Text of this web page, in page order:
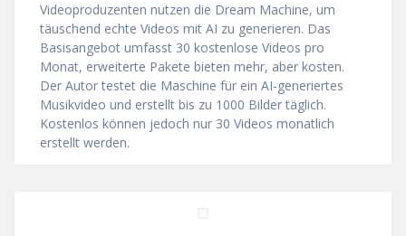
Videoproduzenten nutzen die Dream Machine, um
täuschend echte Videos mit AI zu generieren. Das
Basisangebot umfasst 30 kostenlose Videos pro
Monat, erweiterte Pakete bieten mehr, aber kosten.
Der Autor testet die Maschine für ein AI-generiertes
Musikvideo und erstellt bis zu 1000 Bilder täglich.
Kostenlos können jedoch nur 30 Videos monatlich
erstellt werden.